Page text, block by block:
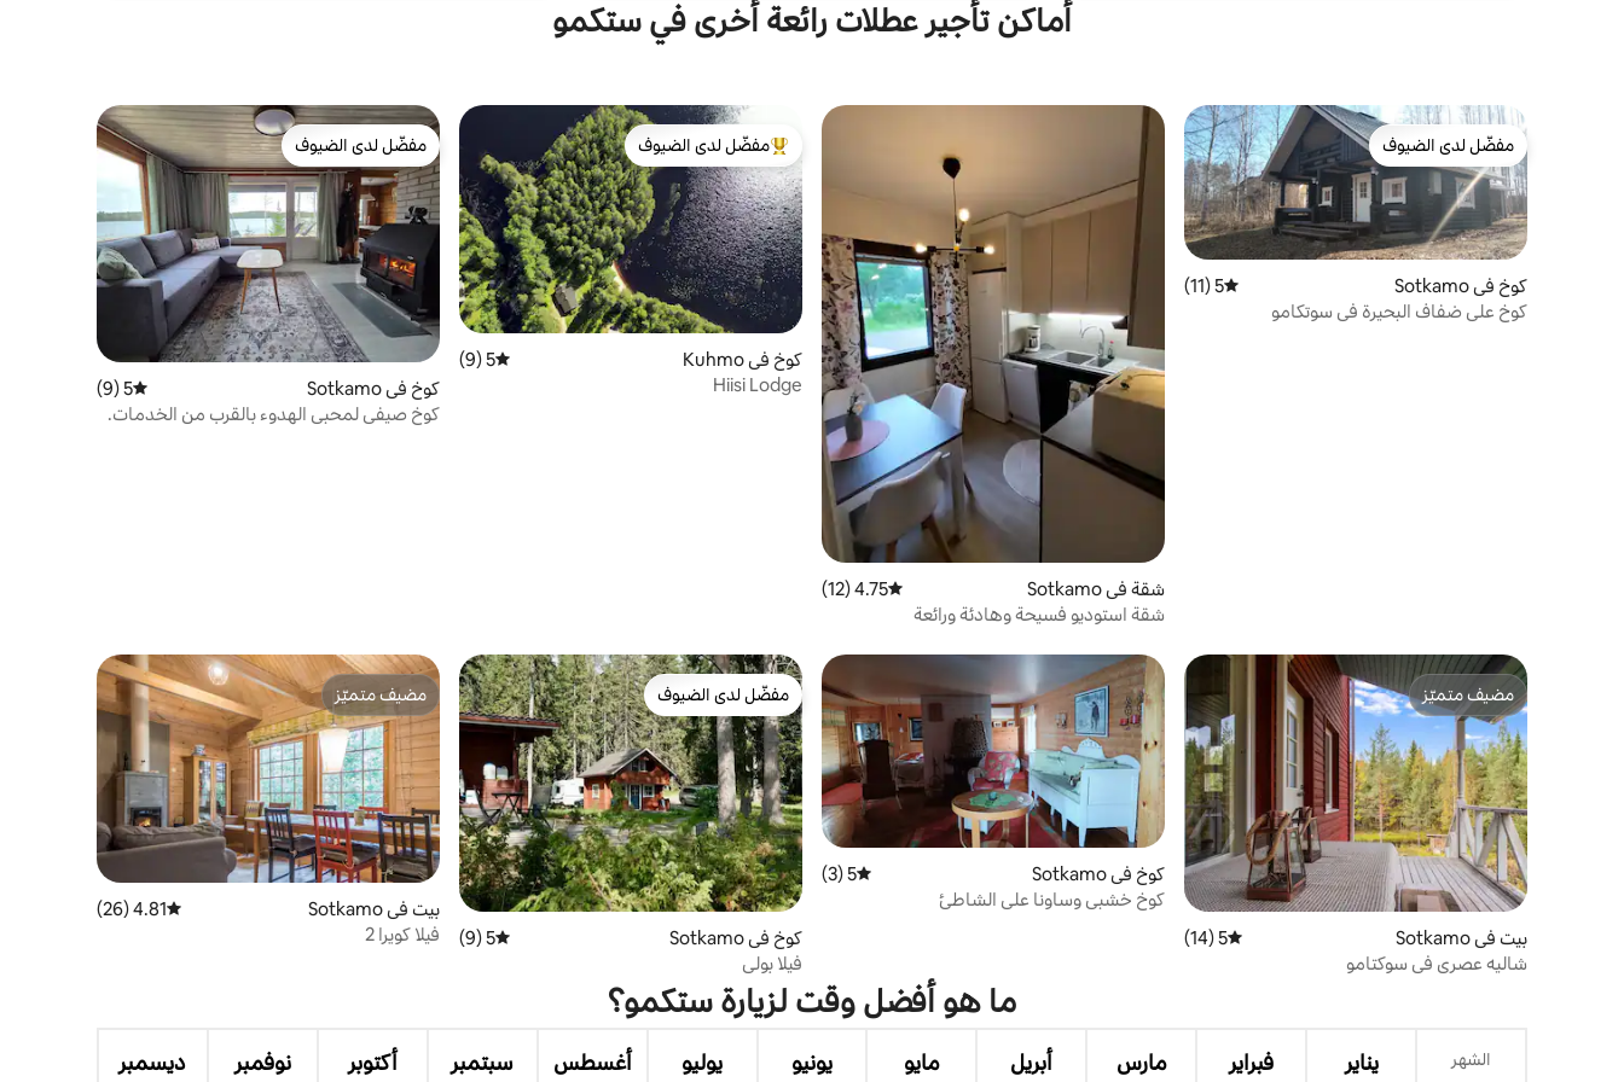
أماكن تأجير عطلات رائعة أخرى في ستكمو
مفضّل لدى الضيوف
مفضّل لدى الضيوف
كوخ في Sotkamo متوسط التقييم 5 من 5، 11 مراجعات
5 (11)
كوخ على ضفاف البحيرة في سوتكامو
شقة في Sotkamo متوسط التقييم 4.75 من 5، 12 مراجعات
4.75 (12)
شقة استوديو فسيحة وهادئة ورائعة
من أبرز البيوت المفضّلة لدى الضيوف
مفضّل لدى الضيوف
كوخ في Kuhmo متوسط التقييم 5 من 5، 9 مراجعات
5 (9)
Hiisi Lodge
مفضّل لدى الضيوف
مفضّل لدى الضيوف
كوخ في Sotkamo متوسط التقييم 5 من 5، 9 مراجعات
5 (9)
كوخ صيفي لمحبي الهدوء بالقرب من الخدمات.
مضيف متميّز
مضيف متميّز
بيت في Sotkamo متوسط التقييم 5 من 5، 14 مراجعات
5 (14)
شاليه عصري في سوكتامو
كوخ في Sotkamo متوسط التقييم 5 من 5، 3 مراجعات
5 (3)
كوخ خشبي وساونا على الشاطئ
مفضّل لدى الضيوف
مفضّل لدى الضيوف
كوخ في Sotkamo متوسط التقييم 5 من 5، 9 مراجعات
5 (9)
فيلا بولي
مضيف متميّز
مضيف متميّز
بيت في Sotkamo متوسط التقييم 4.81 من 5، 26 مراجعات
4.81 (26)
فيلا كويرا 2
ما هو أفضل وقت لزيارة ستكمو؟
الشهر يناير فبراير مارس أبريل مايو يونيو يوليو أغسطس سبتمبر أكتوبر نوفمبر ديسمبر